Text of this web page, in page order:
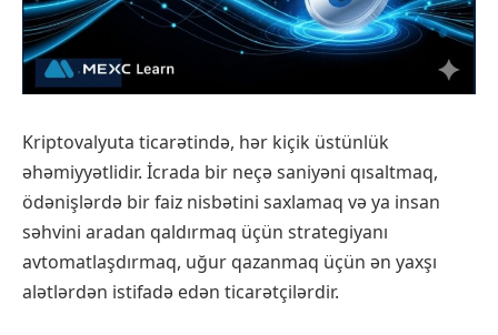
Kriptovalyuta ticarətində, hər kiçik üstünlük
əhəmiyyətlidir. İcrada bir neçə saniyəni qısaltmaq,
ödənişlərdə bir faiz nisbətini saxlamaq və ya insan
səhvini aradan qaldırmaq üçün strategiyanı
avtomatlaşdırmaq, uğur qazanmaq üçün ən yaxşı
alətlərdən istifadə edən ticarətçilərdir.